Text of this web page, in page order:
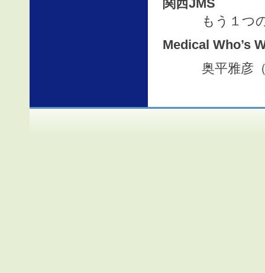
関西JMS
もう１つの
Medical Who’s
奥平雅彦（北